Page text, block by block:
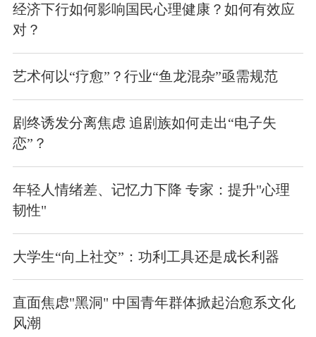
经济下行如何影响国民心理健康？如何有效应
对？
艺术何以“疗愈”？行业“鱼龙混杂”亟需规范
剧终诱发分离焦虑 追剧族如何走出“电子失
恋”？
年轻人情绪差、记忆力下降 专家：提升"心理
韧性"
大学生“向上社交”：功利工具还是成长利器
直面焦虑"黑洞" 中国青年群体掀起治愈系文化
风潮